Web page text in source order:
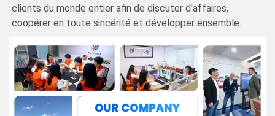
clients du monde entier afin de discuter d'affaires,
coopérer en toute sincérité et développer ensemble.